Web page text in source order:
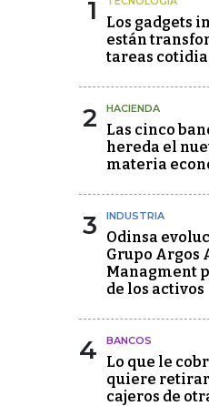
1
Los gadgets
están
tareas
2 HACIENDA
Las cinco
hereda el
materia
3 INDUSTRIA
Odinsa
Grupo Argos
Managment
de los activos
4 BANCOS
Lo que le
quiere
cajeros de